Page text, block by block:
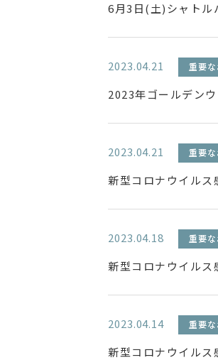
6月3日(土)シャトル
2023.04.21 重要
2023年ゴールデン
2023.04.21 重要
新型コロナウイルス
2023.04.18 重要
新型コロナウイルス
2023.04.14 重要
新型コロナウイルス